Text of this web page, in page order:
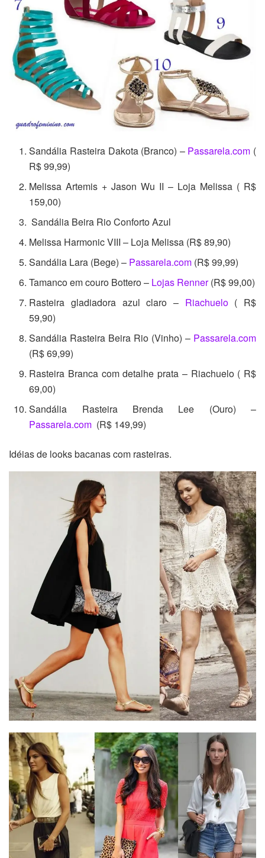
Sandália Rasteira Dakota (Branco) – Passarela.com (
R$ 99,99)
Melissa Artemis + Jason Wu II – Loja Melissa ( R$
159,00)
Sandália Beira Rio Conforto Azul
Melissa Harmonic VIII – Loja Melissa (R$ 89,90)
Sandália Lara (Bege) – Passarela.com (R$ 99,99)
Tamanco em couro Bottero – Lojas Renner(R$ 99,00)
Rasteira gladiadora azul claro – Riachuelo( R$
59,90)
Sandália Rasteira Beira Rio (Vinho) – Passarela.com
(R$ 69,99)
Rasteira Branca com detalhe prata – Riachuelo ( R$
69,00)
Sandália Rasteira Brenda Lee (Ouro) –
Passarela.com (R$ 149,99)
Idéias de looks bacanas com rasteiras.